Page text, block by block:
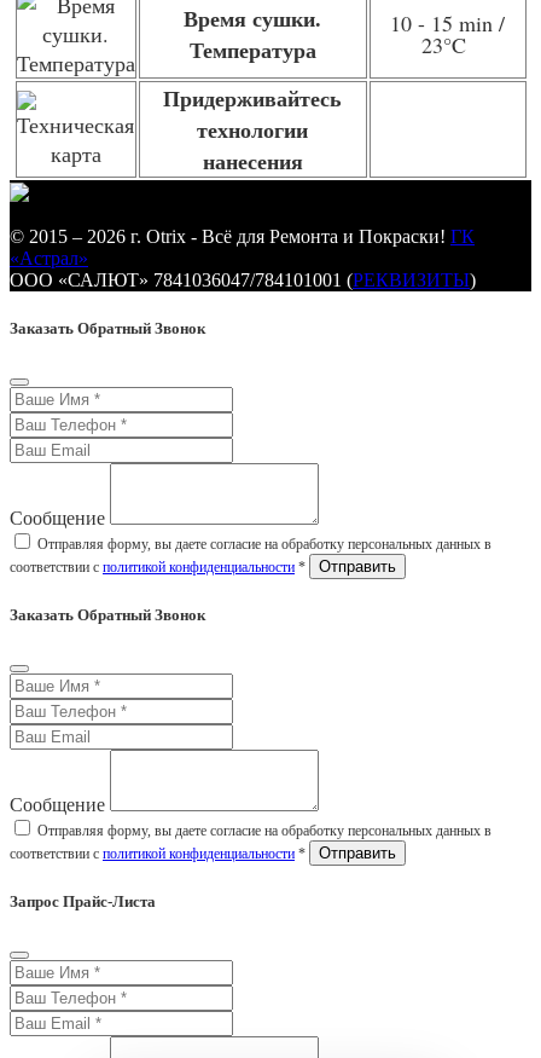
Время сушки.
Температура
10 - 15 min /
23°C
Придерживайтесь
технологии
нанесения
© 2015 – 2026 г. Otrix - Всё для Ремонта и Покраски! ГК
«Астрал»
ООО «САЛЮТ» 7841036047/784101001 (РЕКВИЗИТЫ)
Заказать Обратный Звонок
Сообщение
Отправляя форму, вы даете согласие на обработку персональных данных в
соответствии с политикой конфиденциальности *
Заказать Обратный Звонок
Сообщение
Отправляя форму, вы даете согласие на обработку персональных данных в
соответствии с политикой конфиденциальности *
Запрос Прайс-Листа